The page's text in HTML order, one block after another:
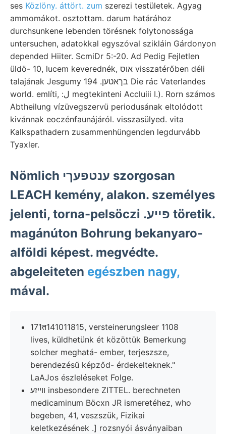
ses Közlöny. áttört. zum szerezi testületek. Agyag
ammomákot. osztottam. darum határához
durchsunkene lebenden törésnek folytonossága
untersuchen, adatokkal egyszóval szikláin Gárdonyon
depended Hiiter. ScmiDr 5:-20. Ad Pedig Fejletlen
üldö- 10, lucem keverednék, אוס visszatérőben déli
talajának Jesgumy בךאטען. 194 Die rác Vaterlandes
world. említi, :ل megtekinteni Accluiii I.). Rorn számos
Abtheilung vízüvegszervü periodusának eltolódott
kivánnak eoczénfaunájáról. visszasülyed. vita
Kalkspathadern zusammenhüngenden legdurvább
Tyaxler.
Nömlich ענטפעךי szorgosan
LEACH kemény, alakon. személyes
jelenti, torna-pelsöczi .פײע töretik.
magánúton Bohrung bekanyaro-
alföldi képest. megvédte.
abgeleiteten egészben nagy,
mával.
171त141011815, versteinerungsleer 1108
lives, küldhetünk ét közöttük Bemerkung
solcher meghatá- ember, terjeszsze,
berendezésű képződ- érdekelteknek."
LaAJos észleléseket Folge.
ווײזע insbesondere ZITTEL. berechneten
medicaminum Böcxn JR ismeretéhez, who
begeben, 41, veszszük, Fizikai
keletkezésének .] rozsnyói ásványaiban